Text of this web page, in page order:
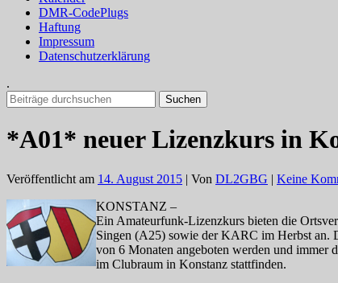
DMR-CodePlugs
Haftung
Impressum
Datenschutzerklärung
.
Suchen
nach:
*A01* neuer Lizenzkurs in
Veröffentlicht am 14. August 2015 | Von DL2GBG | Keine
KONSTANZ –
Ein Amateurfunk-Lizenzkurs bieten die
Singen (A25) sowie der KARC im Herbst an.
von 6 Monaten angeboten werden und immer
im Clubraum in Konstanz stattfinden.